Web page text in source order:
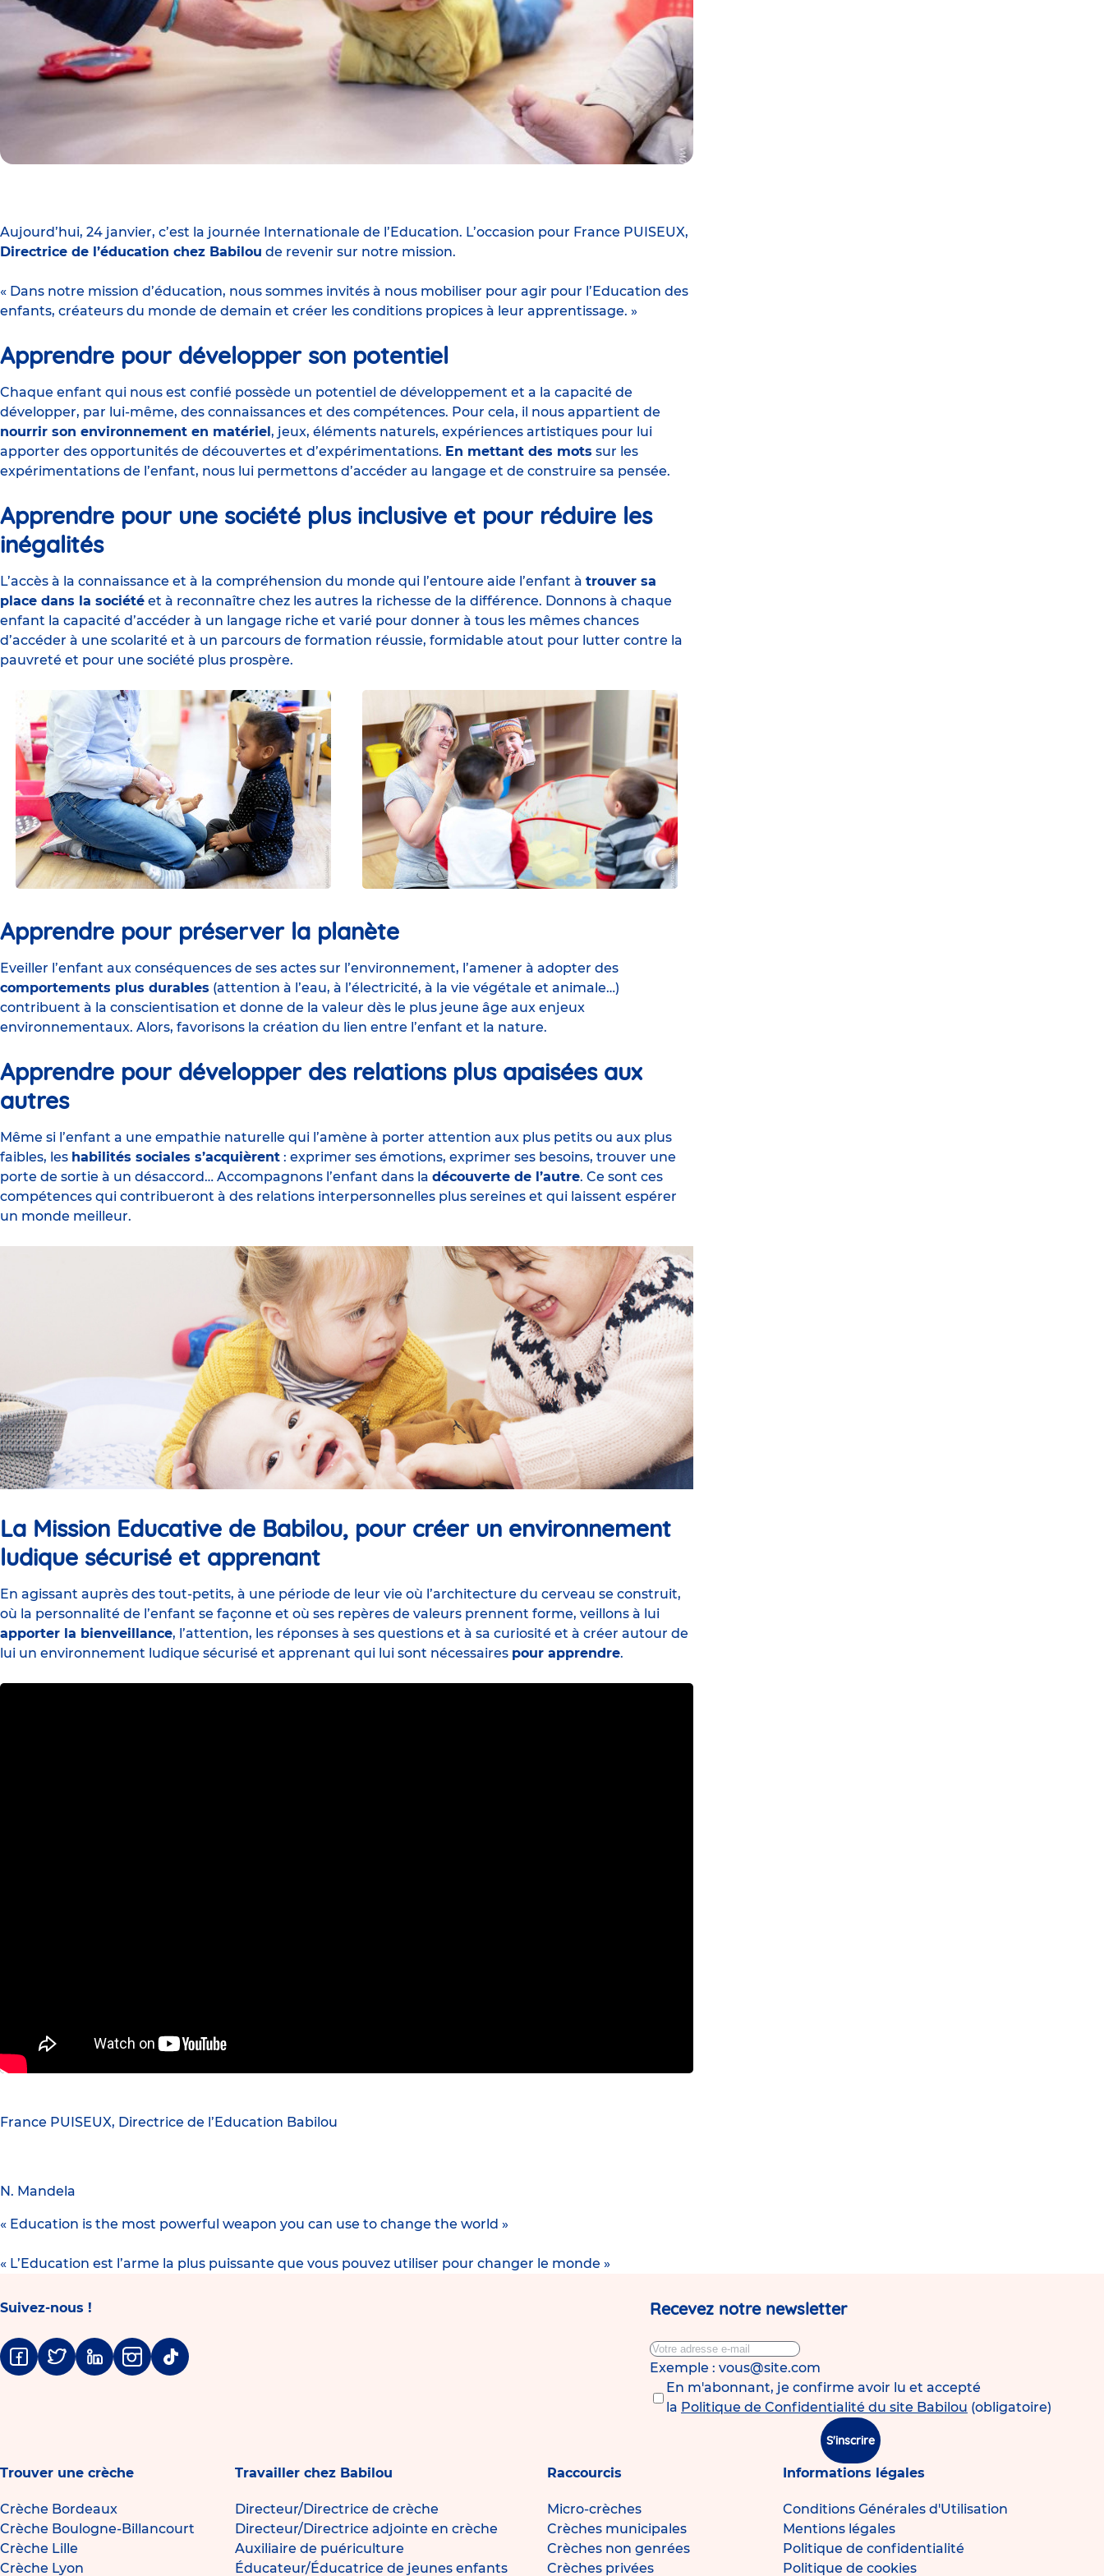
Aujourd’hui, 24 janvier, c’est la journée Internationale de l’Education. L’occasion pour France PUISEUX,
Directrice de l’éducation chez Babilou de revenir sur notre mission.
« Dans notre mission d’éducation, nous sommes invités à nous mobiliser pour agir pour l’Education des
enfants, créateurs du monde de demain et créer les conditions propices à leur apprentissage. »
Apprendre pour développer son potentiel
Chaque enfant qui nous est confié possède un potentiel de développement et a la capacité de
développer, par lui-même, des connaissances et des compétences. Pour cela, il nous appartient de
nourrir son environnement en matériel, jeux, éléments naturels, expériences artistiques pour lui
apporter des opportunités de découvertes et d’expérimentations. En mettant des mots sur les
expérimentations de l’enfant, nous lui permettons d’accéder au langage et de construire sa pensée.
Apprendre pour une société plus inclusive et pour réduire les
inégalités
L’accès à la connaissance et à la compréhension du monde qui l’entoure aide l’enfant à trouver sa
place dans la société et à reconnaître chez les autres la richesse de la différence. Donnons à chaque
enfant la capacité d’accéder à un langage riche et varié pour donner à tous les mêmes chances
d’accéder à une scolarité et à un parcours de formation réussie, formidable atout pour lutter contre la
pauvreté et pour une société plus prospère.
Apprendre pour préserver la planète
Eveiller l’enfant aux conséquences de ses actes sur l’environnement, l’amener à adopter des
comportements plus durables (attention à l’eau, à l’électricité, à la vie végétale et animale…)
contribuent à la conscientisation et donne de la valeur dès le plus jeune âge aux enjeux
environnementaux. Alors, favorisons la création du lien entre l’enfant et la nature.
Apprendre pour développer des relations plus apaisées aux
autres
Même si l’enfant a une empathie naturelle qui l’amène à porter attention aux plus petits ou aux plus
faibles, les habilités sociales s’acquièrent : exprimer ses émotions, exprimer ses besoins, trouver une
porte de sortie à un désaccord… Accompagnons l’enfant dans la découverte de l’autre. Ce sont ces
compétences qui contribueront à des relations interpersonnelles plus sereines et qui laissent espérer
un monde meilleur.
La Mission Educative de Babilou, pour créer un environnement
ludique sécurisé et apprenant
En agissant auprès des tout-petits, à une période de leur vie où l’architecture du cerveau se construit,
où la personnalité de l’enfant se façonne et où ses repères de valeurs prennent forme, veillons à lui
apporter la bienveillance, l’attention, les réponses à ses questions et à sa curiosité et à créer autour de
lui un environnement ludique sécurisé et apprenant qui lui sont nécessaires pour apprendre.
France PUISEUX, Directrice de l’Education Babilou
N. Mandela
« Education is the most powerful weapon you can use to change the world »
« L’Education est l’arme la plus puissante que vous pouvez utiliser pour changer le monde »
Suivez-nous !
Facebook
TwitterLinkedinInstagram
Tiktok
Recevez notre newsletter
Exemple : vous@site.com
En m'abonnant, je confirme avoir lu et accepté
la Politique de Confidentialité du site Babilou (obligatoire)
S'inscrire
Trouver une crèche
Crèche Bordeaux
Crèche Boulogne-Billancourt
Crèche Lille
Crèche Lyon
Travailler chez Babilou
Directeur/Directrice de crèche
Directeur/Directrice adjointe en crèche
Auxiliaire de puériculture
Éducateur/Éducatrice de jeunes enfants
Raccourcis
Micro-crèches
Crèches municipales
Crèches non genrées
Crèches privées
Informations légales
Conditions Générales d'Utilisation
Mentions légales
Politique de confidentialité
Politique de cookies